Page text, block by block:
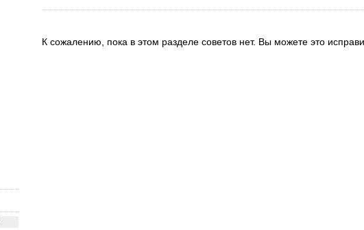
К сожалению, пока в этом разделе советов нет. Вы можете это